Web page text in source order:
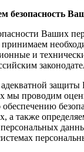
безопасность
Ваших
и
мы проводим
а также